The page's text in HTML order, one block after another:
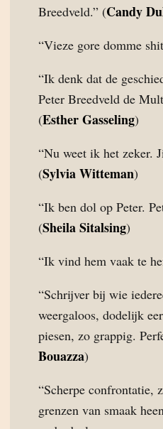
Breedveld.” (Candy
“Vieze gore domme
“Ik denk dat de
Peter Breedveld de
(Esther Gasseling)
“Nu weet ik het zeker.
(Sylvia Witteman)
“Ik ben dol op Peter.
(Sheila Sitalsing)
“Ik vind hem vaak te
“Schrijver bij wie
weergaloos, dodelijk
piesen, zo grappig.
Bouazza)
“Scherpe confrontatie,
grenzen van smaak